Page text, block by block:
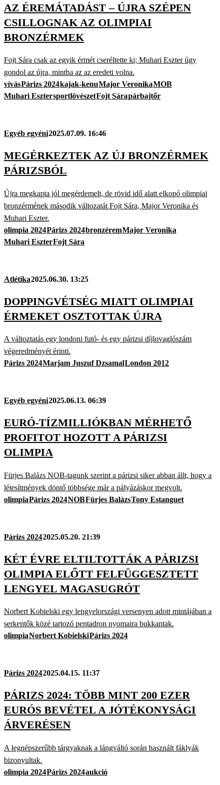
AZ ÉREMÁTADÁST – ÚJRA SZÉPEN
CSILLOGNAK AZ OLIMPIAI
BRONZÉRMEK
Fojt Sára csak az egyik érmét cseréltette ki; Muhari Eszter úgy
gondol az újra, mintha az az eredeti volna.
vívásPárizs 2024kajak-kenuMajor VeronikaMOB
Muhari EsztersportlövészetFojt Sárapárbajtőr
Egyéb egyéni2025.07.09. 16:46
MEGÉRKEZTEK AZ ÚJ BRONZÉRMEK
PÁRIZSBÓL
Újra megkapta jól megérdemelt, de rövid idő alatt elkopó olimpiai
bronzérmének második változatát Fojt Sára, Major Veronika és
Muhari Eszter.
olimpia 2024Párizs 2024bronzéremMajor Veronika
Muhari EszterFojt Sára
Atlétika2025.06.30. 13:25
DOPPINGVÉTSÉG MIATT OLIMPIAI
ÉRMEKET OSZTOTTAK ÚJRA
A változtatás egy londoni futó- és egy párizsi díjlovaglószám
végeredményét érinti.
Párizs 2024Marjam Juszuf DzsamalLondon 2012
Egyéb egyéni2025.06.13. 06:39
EURÓ-TÍZMILLIÓKBAN MÉRHETŐ
PROFITOT HOZOTT A PÁRIZSI
OLIMPIA
Fürjes Balázs NOB-tagunk szerint a párizsi siker abban állt, hogy a
létesítmények döntő többsége már a pályázáskor megvolt.
olimpiaPárizs 2024NOBFürjes BalázsTony Estanguet
Párizs 20242025.05.20. 21:39
KÉT ÉVRE ELTILTOTTÁK A PÁRIZSI
OLIMPIA ELŐTT FELFÜGGESZTETT
LENGYEL MAGASUGRÓT
Norbert Kobielski egy lengyelországi versenyen adott mintájában a
serkentők közé tartozó pentadron nyomaira bukkantak.
olimpiaNorbert KobielskiPárizs 2024
Párizs 20242025.04.15. 11:37
PÁRIZS 2024: TÖBB MINT 200 EZER
EURÓS BEVÉTEL A JÓTÉKONYSÁGI
ÁRVERÉSEN
A legnépszerűbb tárgyaknak a lángváltó során használt fáklyák
bizonyultak.
olimpia 2024Párizs 2024aukció